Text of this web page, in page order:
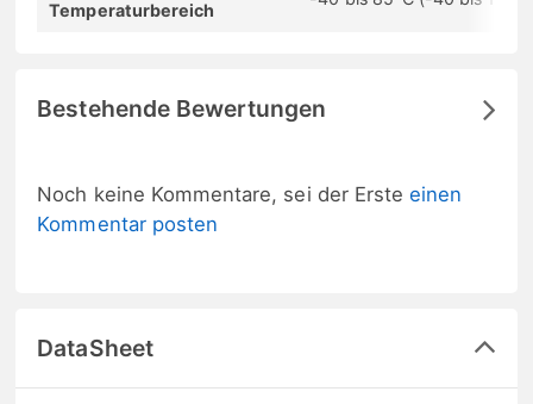
Temperaturbereich
Bestehende Bewertungen
Noch keine Kommentare, sei der Ersteeinen
Kommentar posten
DataSheet